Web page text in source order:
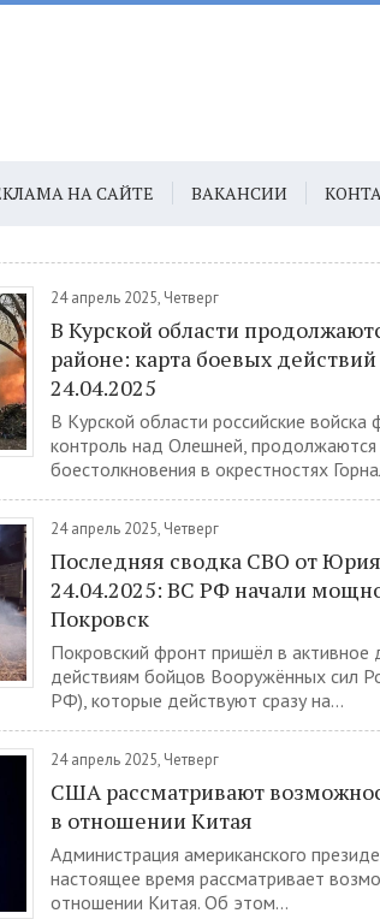
НА САЙТЕ ВАКАНСИИ
24 апрель 2025, Четверг
В Курской области
районе: карта боевых
24.04.2025
В Курской области российские войска
контроль над Олешней, продолжаются
боестолкновения в окрестностях
24 апрель 2025, Четверг
Последняя сводка СВО от
24.04.2025: ВС РФ начали
Покровск
Покровский фронт пришёл в активное
действиям бойцов Вооружённых сил
РФ), которые действуют сразу на...
24 апрель 2025, Четверг
США рассматривают
в отношении Китая
Администрация американского
настоящее время рассматривает
отношении Китая. Об этом...